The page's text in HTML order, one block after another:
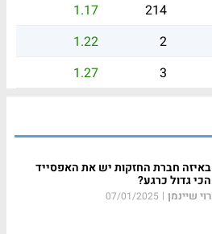
214
1.17
2
1.22
3
1.27
באיזה חברת החזקות יש את האפסייד
הכי גדול כרגע?
רוי שיינמן |
07/01/2025